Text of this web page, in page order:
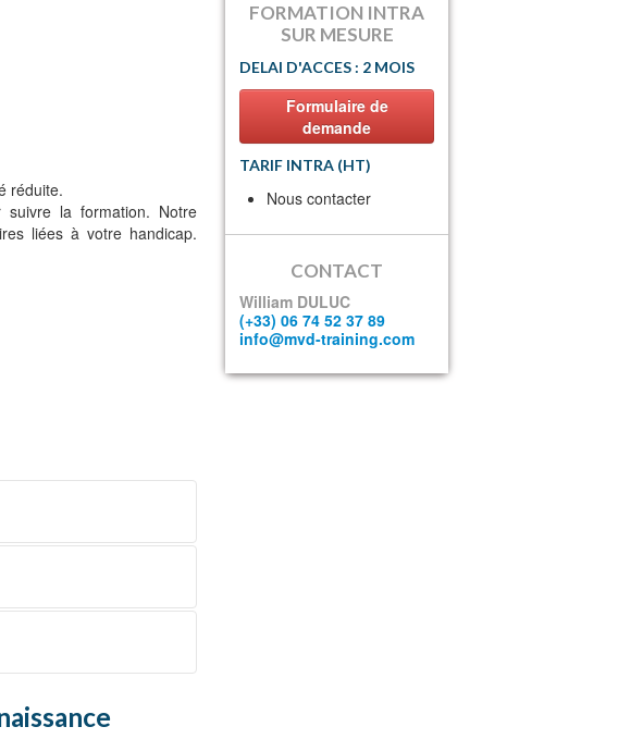
réduite.
suivre la formation. Notre
liées à votre handicap.
FORMATION INTRA
SUR MESURE
DELAI D'ACCES : 2 MOIS
Formulaire de
demande
TARIF INTRA (HT)
Nous contacter
CONTACT
William DULUC
(+33) 06 74 52 37 89
info@mvd-training.com